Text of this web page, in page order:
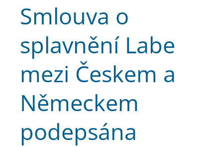
Smlouva o
splavnění Labe
mezi Českem a
Německem
podepsána